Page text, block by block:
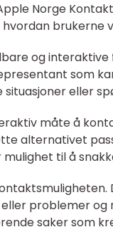
Norge
brukerne
og
som
eller
måte å
alternativet
til å
problemer
saker som